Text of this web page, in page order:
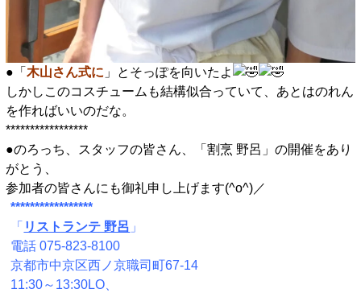
●「 木山さん式に 」とそっぽを向いたよ
しかしこのコスチュームも結構似合っていて、あとはのれん
を作ればいいのだな。
*****************
●のろっち、スタッフの皆さん、「割烹 野呂」の開催をあり
がとう、
参加者の皆さんにも御礼申し上げます(^o^)／
*****************
「 リストランテ 野呂 」
電話 075-823-8100
京都市中京区西ノ京職司町67-14
11:30～13:30LO、